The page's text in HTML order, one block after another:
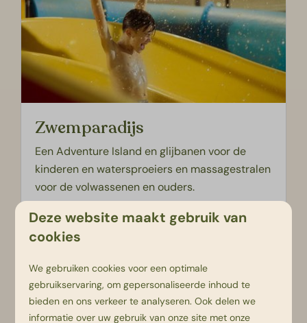
Zwemparadijs
Een Adventure Island en glijbanen voor de
kinderen en watersproeiers en massagestralen
voor de volwassenen en ouders.
Meer
Deze website maakt gebruik van
cookies
We gebruiken cookies voor een optimale
gebruikservaring, om gepersonaliseerde inhoud te
bieden en ons verkeer te analyseren. Ook delen we
informatie over uw gebruik van onze site met onze